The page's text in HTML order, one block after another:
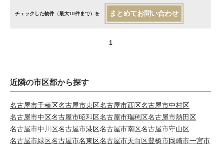
チェックした物件（最大10件まで）を まとめてお問い合わせ
1
近隣の市区郡から探す
名古屋市千種区名古屋市東区名古屋市西区名古屋市中村区
名古屋市中区名古屋市昭和区名古屋市瑞穂区名古屋市熱田区
名古屋市中川区名古屋市港区名古屋市南区名古屋市守山区
名古屋市緑区名古屋市名東区名古屋市天白区豊橋市岡崎市一宮市